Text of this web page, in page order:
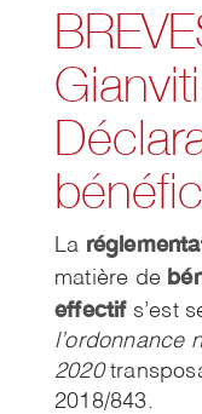
La
matière de
effectifs’est
l’ordonnance
2020
2018/843.